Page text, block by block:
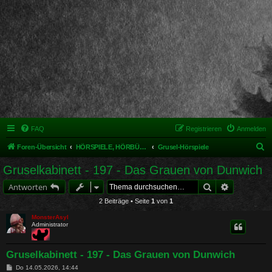
FAQ Anmelden
Registrieren
Foren-Übersicht HÖRSPIELE, HÖRBÜCHER UND MUSIKALISCHES Grusel-Hörspiele
Gruselkabinett - 197 - Das Grauen von Dunwich
Antworten SucheErweiterte
2 Beiträge • Seite 1 von 1
MonsterAsyl
Administrator
Gruselkabinett - 197 - Das Grauen von Dunwich
BDo 14.05.2026, 14:44